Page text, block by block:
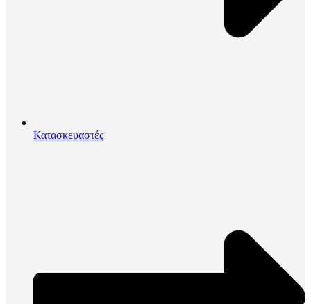
Κατασκευαστές